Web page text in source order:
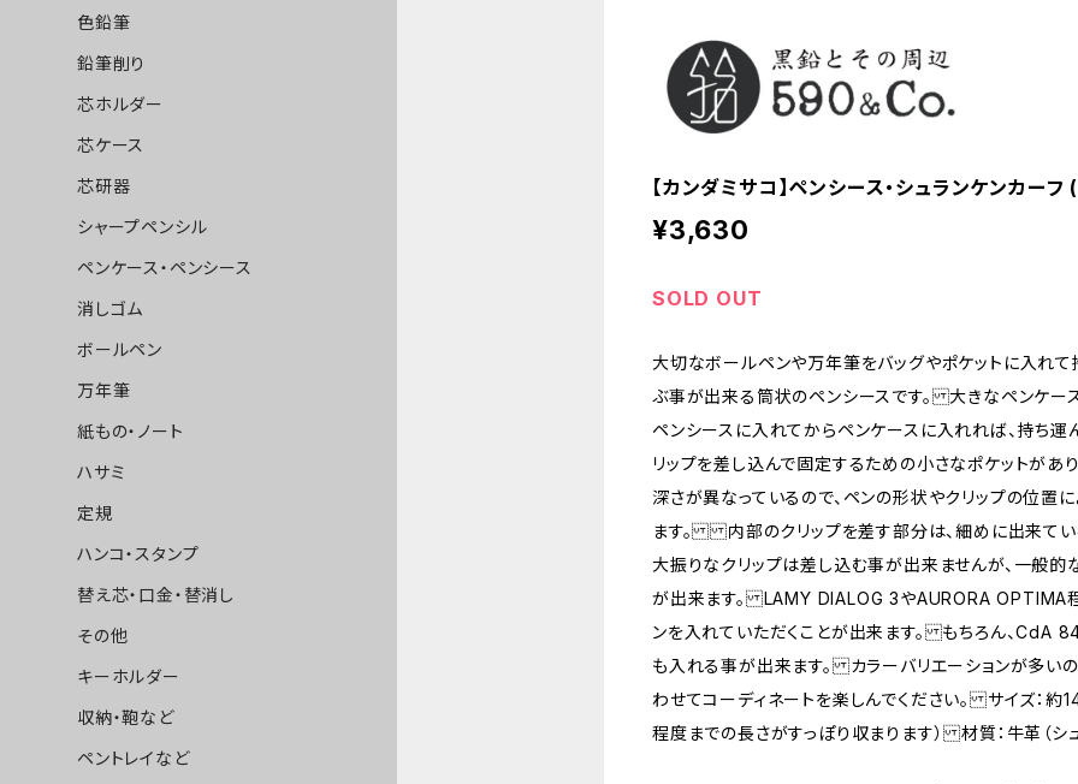
【カンダミサコ】ペンシース・シュランケンカー
¥3,630
SOLD OUT
大切なボールペンや万年筆をバッグやポケットに入れ
ぶ事が出来る筒状のペンシースです。 大きなペンケー
ペンシースに入れてからペンケースに入れれば、持ち
リップを差し込んで固定するための小さなポケットがあ
深さが異なっているので、ペンの形状やクリップの位置
ます。 内部のクリップを差す部分は、細めに出来て
大振りなクリップは差し込む事が出来ませんが、一般的
が出来ます。 LAMY DIALOG 3やAURORA OPTIMA程
ンを入れていただくことが出来ます。 もちろん、CdA
も入れる事が出来ます。 カラーバリエーションが多い
わせてコーディネートを楽しんでください。 サイズ：
程度までの長さがすっぽり収まります） 材質：牛革（シ
色鉛筆
鉛筆削り
芯ホルダー
芯ケース
芯研器
シャープペンシル
ペンケース・ペンシース
消しゴム
ボールペン
万年筆
紙もの・ノート
ハサミ
定規
ハンコ・スタンプ
替え芯・口金・替消し
その他
キーホルダー
収納・鞄など
ペントレイなど